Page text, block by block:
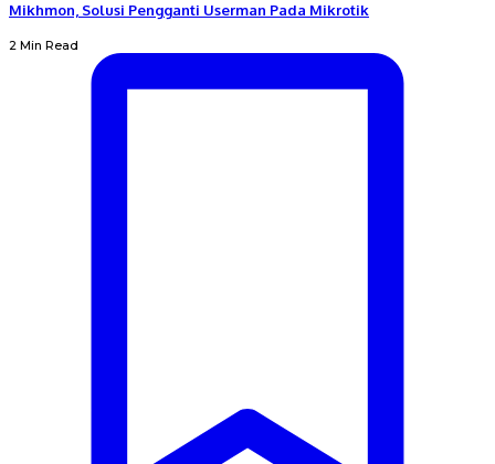
Mikhmon, Solusi Pengganti Userman Pada Mikrotik
2 Min Read